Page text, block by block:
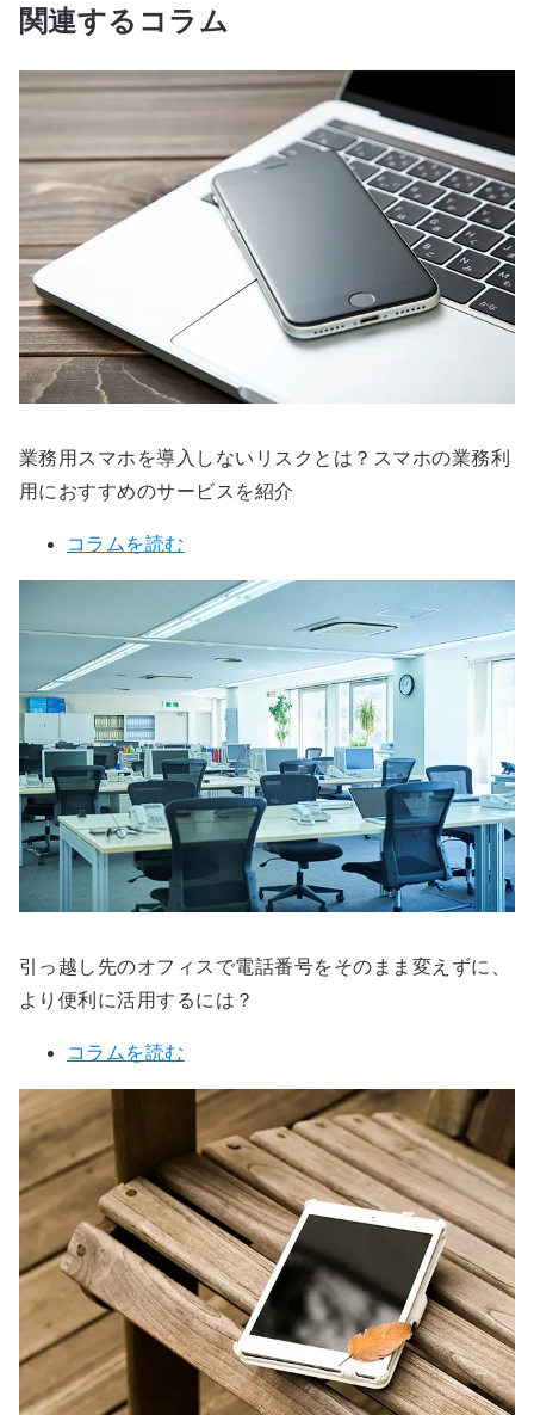
関連するコラム
業務用スマホを導入しないリスクとは？スマホの業務利
用におすすめのサービスを紹介
コラムを読む
引っ越し先のオフィスで電話番号をそのまま変えずに、
より便利に活用するには？
コラムを読む